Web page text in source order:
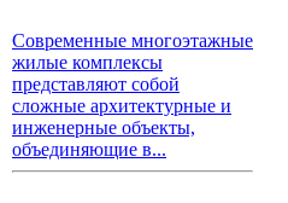
Современные многоэтажные
жилые комплексы
представляют собой
сложные архитектурные и
инженерные объекты,
объединяющие в...